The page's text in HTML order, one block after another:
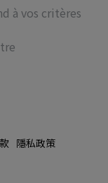
à vos critères
隱私政策